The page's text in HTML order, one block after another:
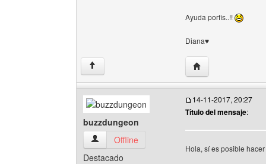
Ayuda porfis..!!
Diana♥
↑ Visitar sitio web
buzzdungeon
buzzdungeon Ver perfil del usuario
Offline
Destacado
14-11-2017, 20:27
Título del mensaje:
Hola, sí es posible